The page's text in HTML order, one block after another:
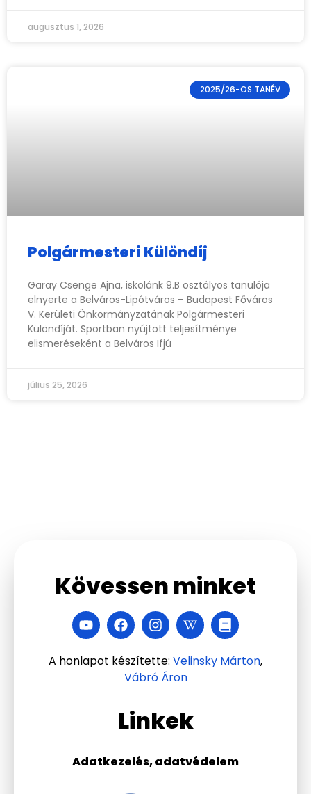
augusztus 1, 2026
2025/26-OS TANÉV
Polgármesteri Különdíj
Garay Csenge Ajna, iskolánk 9.B osztályos tanulója
elnyerte a Belváros-Lipótváros – Budapest Főváros
V. Kerületi Önkormányzatának Polgármesteri
Különdíját. Sportban nyújtott teljesítménye
elismeréseként a Belváros Ifjú
július 25, 2026
Linkek
Adatkezelés, adatvédelem
Kövessen minket
A honlapot készítette: Velinsky Márton,
Vábró Áron